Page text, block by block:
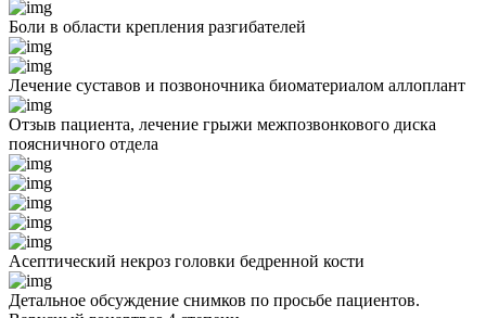
Боли в области крепления разгибателей
Лечение суставов и позвоночника биоматериалом аллоплант
Отзыв пациента, лечение грыжи межпозвонкового диска
поясничного отдела
Асептический некроз головки бедренной кости
Детальное обсуждение снимков по просьбе пациентов.